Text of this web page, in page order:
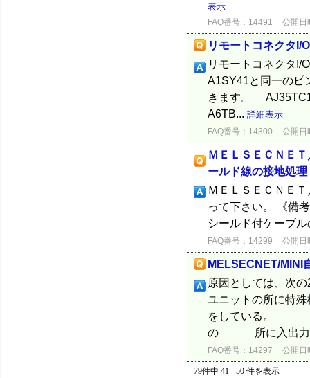
表示
FAQ番号：14491 公開日
リモートコネクタI/
リモートコネクタI/
A1SY41と同一のピ
きます。
A6TB... 詳細表示
FAQ番号：14300 公開日
ＭＥＬＳＥＣＮＥ
ールド線の接地処理
ＭＥＬＳＥＣＮＥ
って下さい。 《備
シールド付ケーブ
FAQ番号：14299 公開日
MELSECNET/MINI
原因としては、次
ユニットの所に特
をしている。 ま
の 所に入出力
FAQ番号：14297 公開日
79件中 41 - 50 件を表示